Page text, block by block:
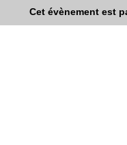
Cet évènement est